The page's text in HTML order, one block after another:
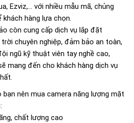
Ezviz,... với nhiều mẫu mã, chủng
khách hàng lựa chọn.
còn cung cấp dịch vụ lắp đặt
chuyên nghiệp, đảm bảo an toàn,
ngũ kỹ thuật viên tay nghề cao,
mang đến cho khách hàng dịch vụ
nên mua camera năng lượng mặt
chất lượng cao